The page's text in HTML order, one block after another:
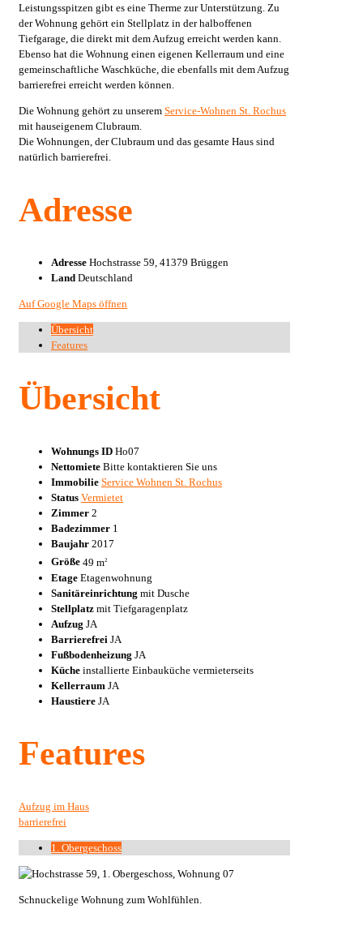
Leistungsspitzen gibt es eine Therme zur Unterstützung. Zu
der Wohnung gehört ein Stellplatz in der halboffenen
Tiefgarage, die direkt mit dem Aufzug erreicht werden kann.
Ebenso hat die Wohnung einen eigenen Kellerraum und eine
gemeinschaftliche Waschküche, die ebenfalls mit dem Aufzug
barrierefrei erreicht werden können.
Die Wohnung gehört zu unserem Service-Wohnen St. Rochus
mit hauseigenem Clubraum.
Die Wohnungen, der Clubraum und das gesamte Haus sind
natürlich barrierefrei.
Adresse
Adresse Hochstrasse 59, 41379 Brüggen
Land Deutschland
Auf Google Maps öffnen
Übersicht
Features
Übersicht
Wohnungs ID Ho07
Nettomiete Bitte kontaktieren Sie uns
Immobilie Service Wohnen St. Rochus
Status Vermietet
Zimmer 2
Badezimmer 1
Baujahr 2017
Größe 49 m2
Etage Etagenwohnung
Sanitäreinrichtung mit Dusche
Stellplatz mit Tiefgaragenplatz
Aufzug JA
Barrierefrei JA
Fußbodenheizung JA
Küche installierte Einbauküche vermieterseits
Kellerraum JA
Haustiere JA
Features
Aufzug im Haus
barrierefrei
1. Obergeschoss
Schnuckelige Wohnung zum Wohlfühlen.